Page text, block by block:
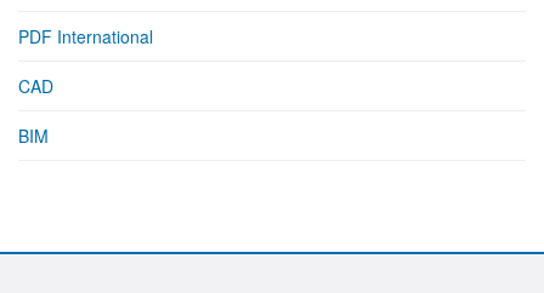
PDF International
CAD
BIM